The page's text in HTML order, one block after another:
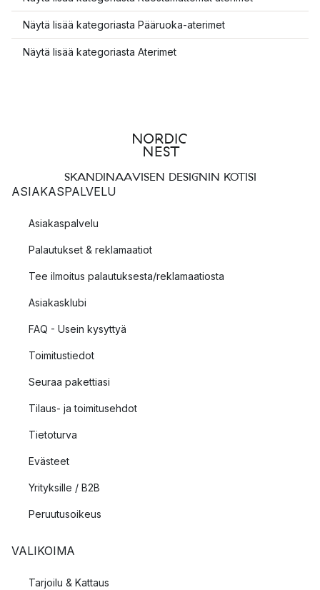
Näytä lisää kategoriasta Pääruoka-aterimet
Näytä lisää kategoriasta Aterimet
SKANDINAAVISEN DESIGNIN KOTISI
ASIAKASPALVELU
Asiakaspalvelu
Palautukset & reklamaatiot
Tee ilmoitus palautuksesta/reklamaatiosta
Asiakasklubi
FAQ - Usein kysyttyä
Toimitustiedot
Seuraa pakettiasi
Tilaus- ja toimitusehdot
Tietoturva
Evästeet
Yrityksille / B2B
Peruutusoikeus
VALIKOIMA
Tarjoilu & Kattaus